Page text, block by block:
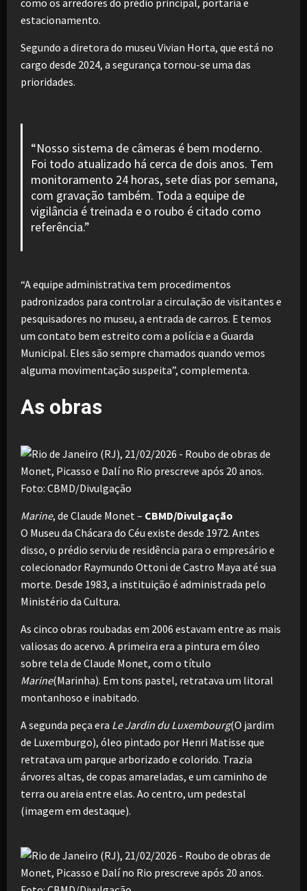
estacionamento.
Segundo a diretora do museu Vivian Horta, que está no
cargo desde 2024, a segurança tornou-se uma das
prioridades.
“Nosso sistema de câmeras é bem moderno.
Foi todo atualizado há cerca de dois anos. Tem
monitoramento 24 horas, sete dias por semana,
com gravação também. Toda a equipe de
vigilância é treinada e o roubo é citado como
referência.”
“A equipe administrativa tem procedimentos
padronizados para controlar a circulação de visitantes e
pesquisadores no museu, a entrada de carros. E temos
um contato bem estreito com a polícia e a Guarda
Municipal. Eles são sempre chamados quando vemos
alguma movimentação suspeita”, complementa.
As obras
Marine, de Claude Monet – CBMD/Divulgação
O Museu da Chácara do Céu existe desde 1972. Antes
disso, o prédio serviu de residência para o empresário e
colecionador Raymundo Ottoni de Castro Maya até sua
morte. Desde 1983, a instituição é administrada pelo
Ministério da Cultura.
As cinco obras roubadas em 2006 estavam entre as mais
valiosas do acervo. A primeira era a pintura em óleo
sobre tela de Claude Monet, com o título
Marine(Marinha). Em tons pastel, retratava um litoral
montanhoso e inabitado.
A segunda peça era Le Jardin du Luxembourg(O jardim
de Luxemburgo), óleo pintado por Henri Matisse que
retratava um parque arborizado e colorido. Trazia
árvores altas, de copas amareladas, e um caminho de
terra ou areia entre elas. Ao centro, um pedestal
(imagem em destaque).